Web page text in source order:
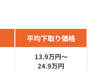
平均下取り価格
13.9万円～
24.9万円